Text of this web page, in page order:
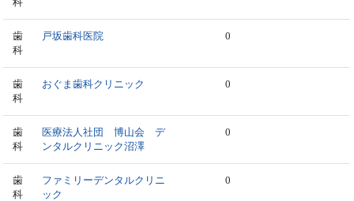
歯
科
戸坂歯科医院 0
歯
科
おぐま歯科クリニック 0
歯
科
医療法人社団 博山会 デ
ンタルクリニック沼澤
0
歯
科
ファミリーデンタルクリニ
ック
0